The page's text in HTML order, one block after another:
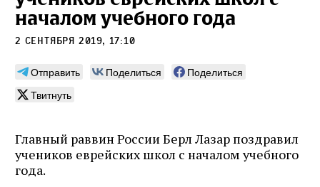
началом учебного года
2 сентября 2019, 17:10
Отправить Поделиться
Поделиться
Твитнуть
Главный раввин России Берл Лазар поздравил
учеников еврейских школ с началом учебного
года.